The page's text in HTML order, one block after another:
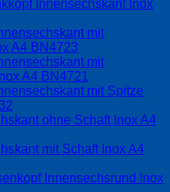
Innensechskant Inox
mit
A4 BN4723
mit
A4 BN4721
mit Spitze
ohne Schaft Inox A4
mit Schaft Inox A4
Innensechsrund Inox